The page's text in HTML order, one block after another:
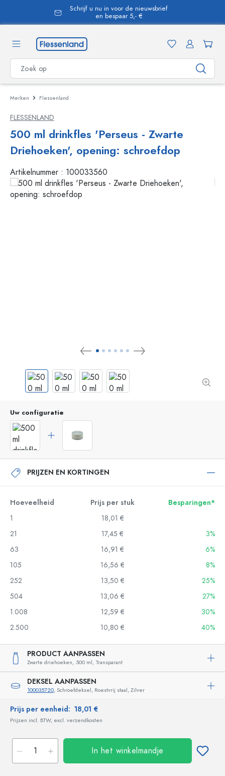
Schrijf u nu in voor de nieuwsbrief
en bespaar 5,- €
Merken Flessenland
FLESSENLAND
500 ml drinkfles 'Perseus - Zwarte
Driehoeken', opening: schroefdop
Artikelnummer : 100033560
Uw configuratie
PRIJZEN EN KORTINGEN
Hoeveelheid Prijs per stuk
Besparingen*
1
18,01 €
21
17,45 €
3%
63
16,91 €
6%
105
16,56 €
8%
252
13,50 €
25%
504
13,06 €
27%
1.008
12,59 €
30%
2.500
10,80 € 40%
PRODUCT AANPASSEN
Zwarte driehoeken, 500 ml, Transparant
DEKSEL AANPASSEN
100035720, Schroefdeksel, Roestvrij staal, Zilver
Prijs per eenheid: 18,01 €
Prijzen incl. BTW, excl. verzendkosten
In het winkelmandje